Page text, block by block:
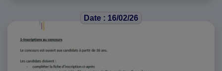
Date : 16/02/26